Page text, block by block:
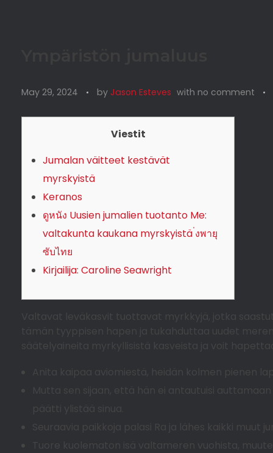
May 29, 2024 by Jason Esteves with no comment
Viestit
Jumalan väitteet kestävät
myrskyistä
Keranos
ดูหนัง Uusien jumalien tuotanto Me:
valtakunta kaukana myrskyistä ่งพายุ
ซับไทย
Kirjailija: Caroline Seawright
Valtavat leväkasvit tuottavat myrkkyjä, jotka
tämän tyyppisen hapen ja tukahduttaa uudet
säätelyaineita myrkyllisistä kasveista ja voit
Anita kaipaa aviomiestä, heidän kolmen pienen
Mutta sen sijaan, että hän ei antautuisi
Seuraavia paikkoja palasi Ra ja lähes kaikki
Tuore kuolematon isä valtameren vuohista,